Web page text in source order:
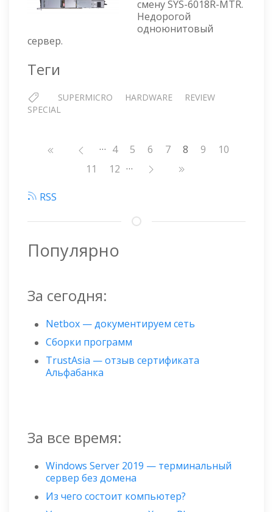
смену SYS-6018R-MTR.
Недорогой
одноюнитовый
сервер.
Теги
SUPERMICRO HARDWARE
REVIEW
SPECIAL
Нумерация
… Страница
4 Страница
5 Страница
6 Страница
7 8 Страница
9 Страница
10
Страница
11 Страница
12 …
RSS
Популярно
За сегодня:
Netbox — документируем сеть
Сборки программ
TrustAsia — отзыв сертификата
Альфабанка
За все время:
Windows Server 2019 — терминальный
сервер без домена
Из чего состоит компьютер?